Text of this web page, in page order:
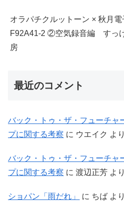
オラパチクルットーン × 秋月
F92A41-2 ②空気録音編 すっ
房
最近のコメント
バック・トゥ・ザ・フューチャ
プに関する考察 に ウエイク より
バック・トゥ・ザ・フューチャ
プに関する考察 に 渡辺正芳 より
ショパン「雨だれ」 に ちば より